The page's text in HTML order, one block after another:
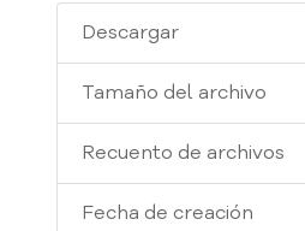
Descargar
Tamaño del archivo
Recuento de archivos
Fecha de creación